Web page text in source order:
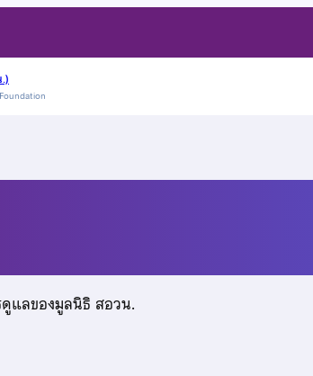
แลของมูลนิธิ สอวน.